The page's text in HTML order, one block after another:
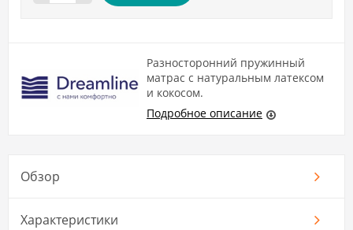
Разносторонний пружинный
матрас с натуральным латексом
и кокосом.
Подробное описание
Обзор
Характеристики